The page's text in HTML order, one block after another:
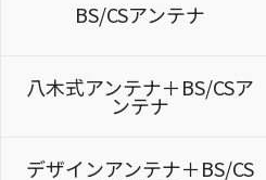
BS/CSアンテナ
八木式アンテナ＋BS/CSア
ンテナ
デザインアンテナ＋BS/CS